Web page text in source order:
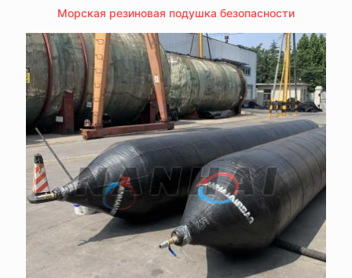
Морская резиновая подушка безопасности